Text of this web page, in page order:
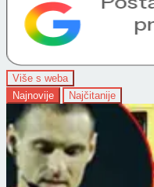
Više s weba
Najnovije
Najčitanije